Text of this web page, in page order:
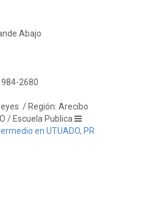
Abajo
2680
/ Región: Arecibo
/ Escuela Publica
en UTUADO, PR